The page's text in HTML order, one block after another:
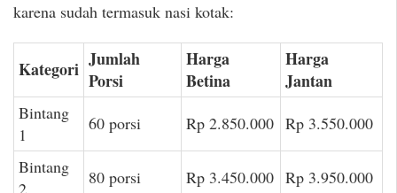
karena sudah termasuk nasi kotak:
Kategori Jumlah
Porsi
Harga
Betina
Harga
Jantan
Bintang
1
60 porsi Rp 2.850.000 Rp 3.550.000
Bintang
2
80 porsi Rp 3.450.000 Rp 3.950.000